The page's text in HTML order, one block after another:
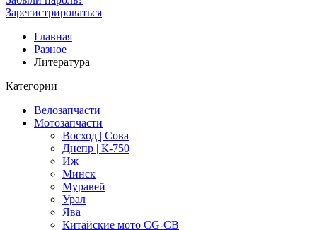
Зарегистрироваться
Главная
Разное
Литература
Категории
Велозапчасти
Мотозапчасти
Восход | Сова
Днепр | К-750
Иж
Минск
Муравей
Урал
Ява
Китайские мото CG-CB